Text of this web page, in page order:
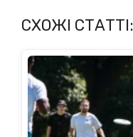
СХОЖІ СТАТТІ: